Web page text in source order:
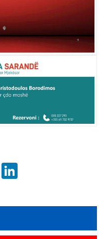
Threads